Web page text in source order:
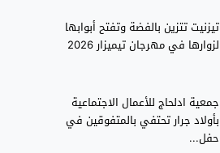
تيزنيت تتزين بالفضة وتفتح أبوابها
لزوارها في مهرجان تيميزار 2026
جمعية ادلحاج للأعمال الاجتماعية
بأولاد جرار تحتفي بالمتفوقين في
حفل...